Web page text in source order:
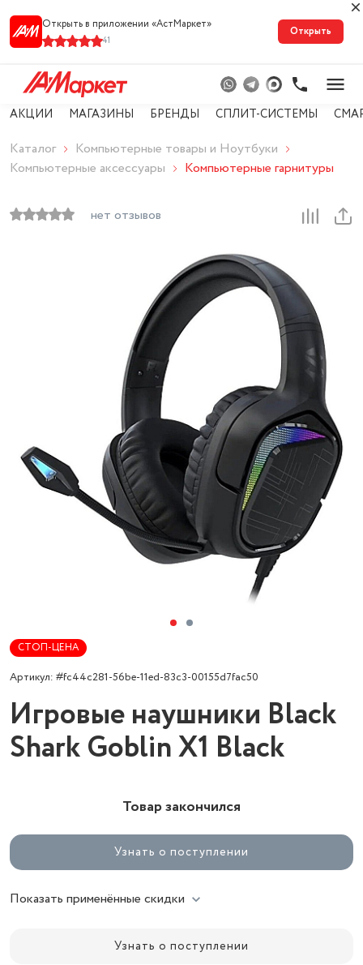
Открыть в приложении «АстМарке‪т‬»
41
Открыть
АКЦИИ МАГАЗИНЫ БРЕНДЫ СПЛИТ-СИСТЕМЫ
Каталог
Компьютерные товары и Ноутбуки
Компьютерные аксессуары
Компьютерные гарнитуры
нет отзывов
СТОП-ЦЕНА
Артикул: #fc44c281-56be-11ed-83c3-00155d7fac50
Игровые наушники Black
Shark Goblin X1 Black
Товар закончился
Узнать о поступлении
Показать применённые скидки
Узнать о поступлении